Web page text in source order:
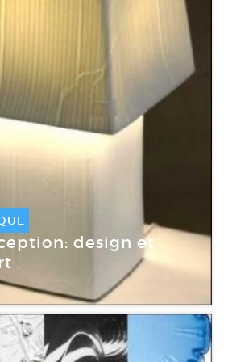
design et
Design by Via